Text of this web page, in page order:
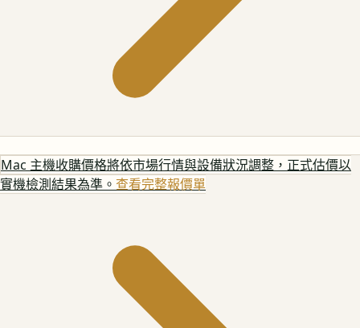
Mac 主機收購價格將依市場行情與設備狀況調整，正式估價以
實機檢測結果為準。 查看完整報價單